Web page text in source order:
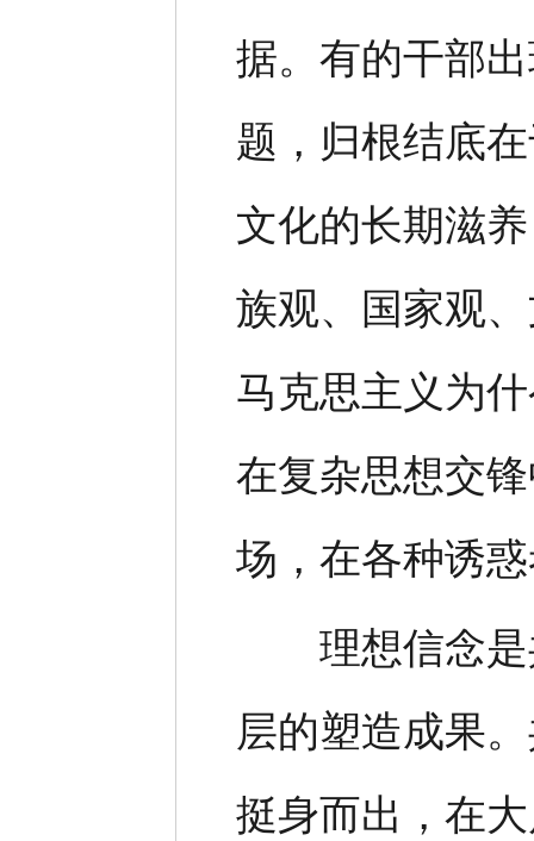
据。有的干部
题，归根结底
文化的长期滋
族观、国家观
马克思主义为
在复杂思想交
场，在各种诱
理想信念是
层的塑造成果
挺身而出，在